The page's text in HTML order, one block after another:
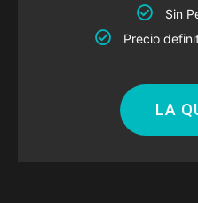
Sin
Precio
LA